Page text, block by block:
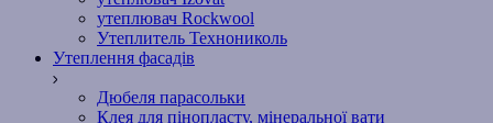
утеплювач Rockwool
Утеплитель Технониколь
Утеплення фасадів
Дюбеля парасольки
Клея для пінопласту, мінеральної вати